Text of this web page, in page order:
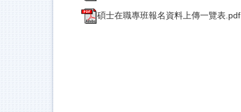
碩士在職專班報名資料上傳一覽表.pdf